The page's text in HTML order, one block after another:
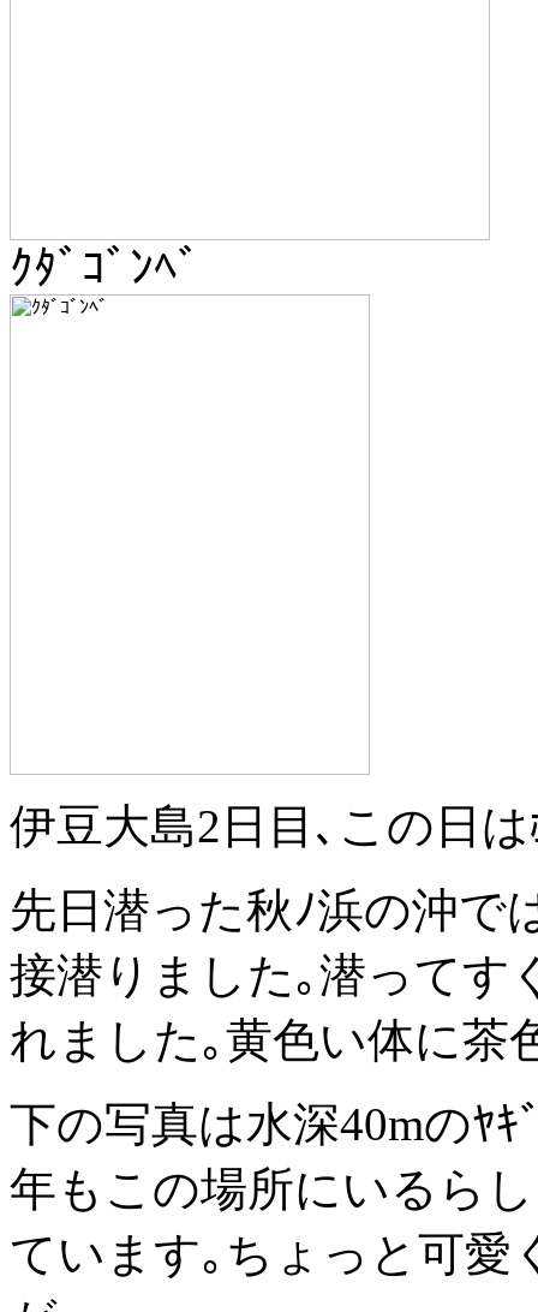
ｸﾀﾞｺﾞﾝﾍﾞ
伊豆大島2日目､この日
先日潜った秋ﾉ浜の沖で
接潜りました｡潜ってす
れました｡黄色い体に茶
下の写真は水深40mのﾔ
年もこの場所にいるら
ています｡ちょっと可愛